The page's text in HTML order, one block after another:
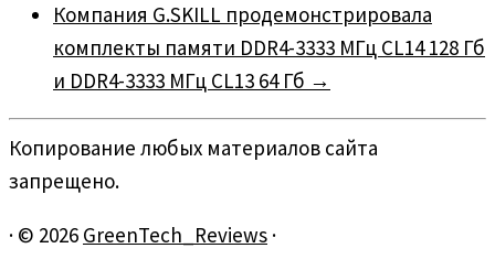
Компания G.SKILL продемонстрировала
комплекты памяти DDR4-3333 МГц CL14 128 Гб
и DDR4-3333 МГц CL13 64 Гб →
Копирование любых материалов сайта
запрещено.
· © 2026 GreenTech_Reviews ·